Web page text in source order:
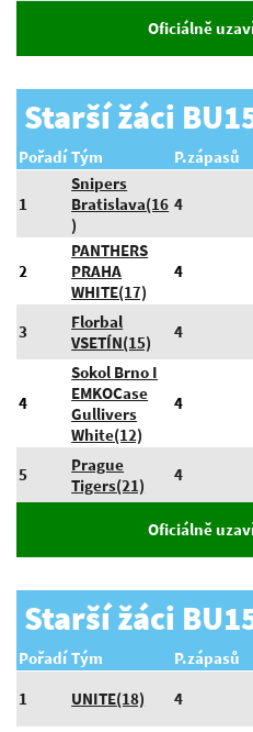
Oficiálně
Starší žáci
Pořadí Tým P.zápasů
1
Snipers
Bratislava(16
)
4
2
PANTHERS
PRAHA
WHITE(17)
4
3
Florbal
VSETÍN(15)
4
4
Sokol Brno I
EMKOCase
Gullivers
White(12)
4
5
Prague
Tigers(21)
4
Oficiálně
Starší žáci
Pořadí Tým P.zápasů
1
UNITE(18) 4